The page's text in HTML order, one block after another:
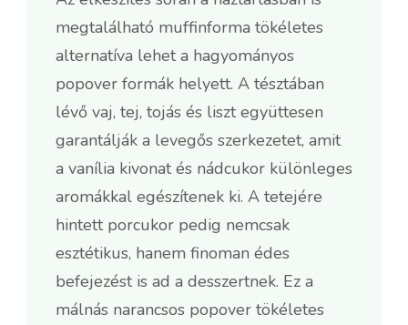
megtalálható muffinforma tökéletes
alternatíva lehet a hagyományos
popover formák helyett. A tésztában
lévő vaj, tej, tojás és liszt együttesen
garantálják a levegős szerkezetet, amit
a vanília kivonat és nádcukor különleges
aromákkal egészítenek ki. A tetejére
hintett porcukor pedig nemcsak
esztétikus, hanem finoman édes
befejezést is ad a desszertnek. Ez a
málnás narancsos popover tökéletes